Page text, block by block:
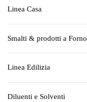
Linea Casa
Smalti & prodotti a Forno
Linea Edilizia
Diluenti e Solventi